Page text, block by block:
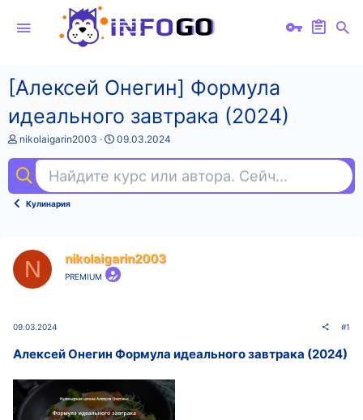
[Алексей Онегин] Формула
идеального завтрака (2024)
А
т
о
т
nikolaigarin2003
Д
а
н
а
09.03.2024
Найдите курс или автора. Сейчас ищут
Кулинария
N nikolaigarin2003
PREMIUM
09.03.2024 #1
Алексей Онегин Формула идеального завтрака (2024)